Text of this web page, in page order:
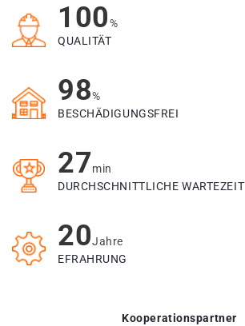
100%
QUALITÄT
98%
BESCHÄDIGUNGSFREI
27min
DURCHSCHNITTLICHE WARTEZEIT
20Jahre
EFRAHRUNG
Kooperationspartner